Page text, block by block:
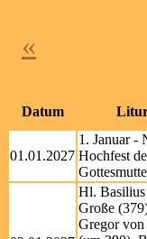
«
Datum
01.01.2027
1. Januar -
Hochfest
Hl. Basilius
Große
Gregor